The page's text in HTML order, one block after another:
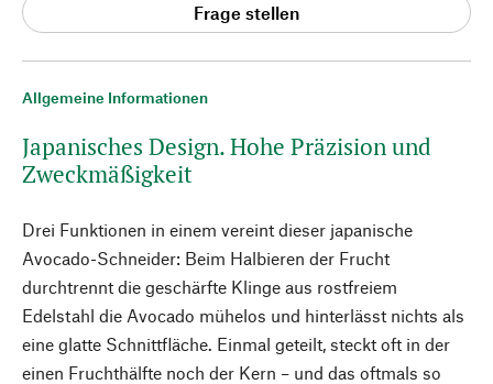
Allgemeine Informationen
Japanisches Design. Hohe Präzision und
Zweckmäßigkeit
Drei Funktionen in einem vereint dieser japanische
Avocado-Schneider: Beim Halbieren der Frucht
durchtrennt die geschärfte Klinge aus rostfreiem
Edelstahl die Avocado mühelos und hinterlässt nichts als
eine glatte Schnittfläche. Einmal geteilt, steckt oft in der
einen Fruchthälfte noch der Kern – und das oftmals so
Frage stellen